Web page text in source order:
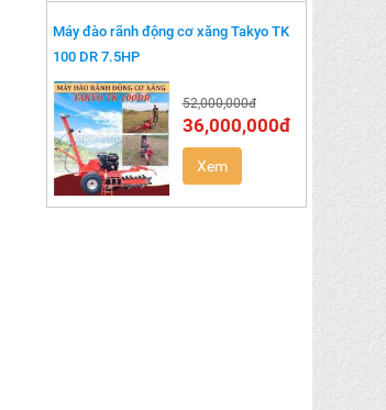
Máy đào rãnh động cơ xăng Takyo TK
100 DR 7.5HP
52,000,000đ
36,000,000đ
Xem